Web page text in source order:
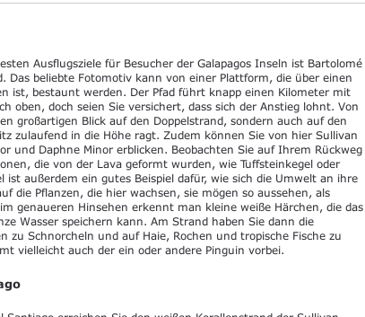
Ausflugsziele für Besucher der Galapagos Inseln ist Bartolomé
Das beliebte Fotomotiv kann von einer Plattform, die über einen
ist, bestaunt werden. Der Pfad führt knapp einen Kilometer mit
oben, doch seien Sie versichert, dass sich der Anstieg lohnt. Von
großartigen Blick auf den Doppelstrand, sondern auch auf den
zulaufend in die Höhe ragt. Zudem können Sie von hier Sullivan
und Daphne Minor erblicken. Beobachten Sie auf Ihrem Rückweg
die von der Lava geformt wurden, wie Tuffsteinkegel oder
ist außerdem ein gutes Beispiel dafür, wie sich die Umwelt an ihre
die Pflanzen, die hier wachsen, sie mögen so aussehen, als
genaueren Hinsehen erkennt man kleine weiße Härchen, die das
Wasser speichern kann. Am Strand haben Sie dann die
zu Schnorcheln und auf Haie, Rochen und tropische Fische zu
vielleicht auch der ein oder andere Pinguin vorbei.